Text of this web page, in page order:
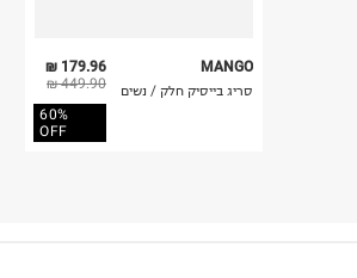
179.96 ₪
449.90 ₪
60%
OFF
MANGO
סריג בייסיק חלק / נשים